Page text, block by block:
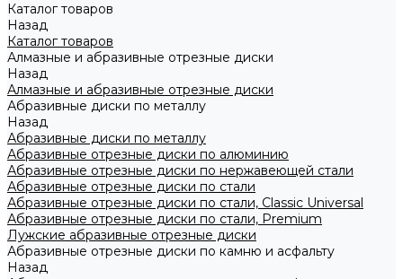
Каталог товаров
Назад
Каталог товаров
Алмазные и абразивные отрезные диски
Назад
Алмазные и абразивные отрезные диски
Абразивные диски по металлу
Назад
Абразивные диски по металлу
Абразивные отрезные диски по алюминию
Абразивные отрезные диски по нержавеющей стали
Абразивные отрезные диски по стали
Абразивные отрезные диски по стали, Classic Universal
Абразивные отрезные диски по стали, Premium
Лужские абразивные отрезные диски
Абразивные отрезные диски по камню и асфальту
Назад